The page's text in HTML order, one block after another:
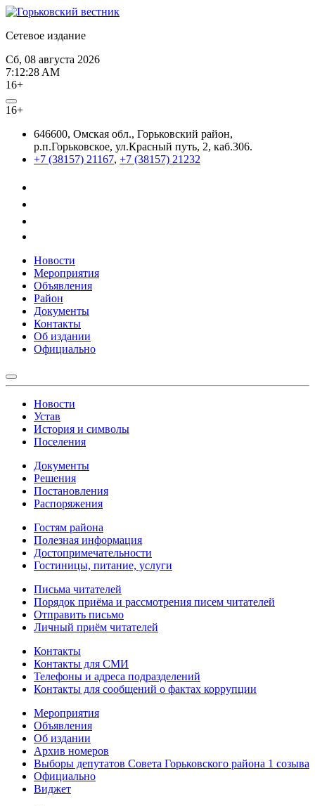
Сетевое издание
Сб, 08 августа 2026
7:12:28 AM
16+
16+
646600, Омская обл., Горьковский район,
р.п.Горьковское, ул.Красный путь, 2, каб.306.
+7 (38157) 21167, +7 (38157) 21232
Новости
Мероприятия
Объявления
Район
Документы
Контакты
Об издании
Официально
Новости
Устав
История и символы
Поселения
Документы
Решения
Постановления
Распоряжения
Гостям района
Полезная информация
Достопримечательности
Гостиницы, питание, услуги
Письма читателей
Порядок приёма и рассмотрения писем читателей
Отправить письмо
Личный приём читателей
Контакты
Контакты для СМИ
Телефоны и адреса подразделений
Контакты для сообщений о фактах коррупции
Мероприятия
Объявления
Об издании
Архив номеров
Выборы депутатов Совета Горьковского района 1 созыва
Официально
Виджет